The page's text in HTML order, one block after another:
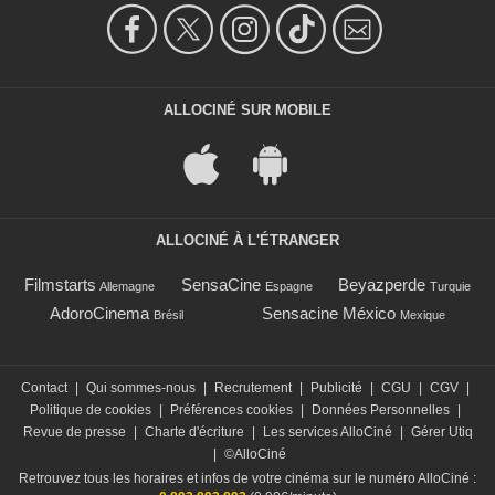
ALLOCINÉ SUR MOBILE
ALLOCINÉ À L'ÉTRANGER
Filmstarts Allemagne SensaCine Espagne Beyazperde Turquie
AdoroCinema Brésil Sensacine México Mexique
Contact Qui sommes-nous Recrutement Publicité CGU CGV
Politique de cookies
Préférences cookies Données Personnelles
Revue de presse
Charte d'écriture Les services AlloCiné
Gérer Utiq
©AlloCiné
Retrouvez tous les horaires et infos de votre cinéma sur le numéro AlloCiné :